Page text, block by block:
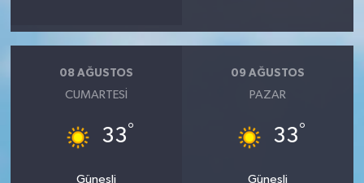
08 AĞUSTOS
CUMARTESI
33°
Güneşli
09 AĞUSTOS
PAZAR
33°
Güneşli